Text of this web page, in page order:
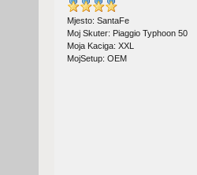
Mjesto: SantaFe
Moj Skuter: Piaggio Typhoon 50
Moja Kaciga: XXL
MojSetup: OEM